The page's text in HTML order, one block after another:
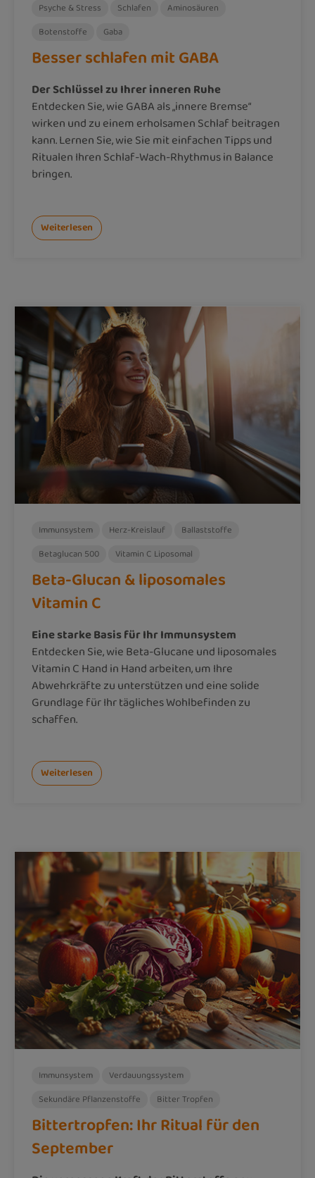
Psyche & Stress Schlafen
Aminosäuren
Botenstoffe
Gaba
Besser schlafen mit GABA
Der Schlüssel zu Ihrer inneren Ruhe
Entdecken Sie, wie GABA als „innere Bremse“
wirken und zu einem erholsamen Schlaf beitragen
kann. Lernen Sie, wie Sie mit einfachen Tipps und
Ritualen Ihren Schlaf-Wach-Rhythmus in Balance
bringen.
Weiterlesen
Immunsystem Herz-Kreislauf
Ballaststoffe
Betaglucan 500
Vitamin C Liposomal
Beta-Glucan & liposomales
Vitamin C
Eine starke Basis für Ihr Immunsystem
Entdecken Sie, wie Beta-Glucane und liposomales
Vitamin C Hand in Hand arbeiten, um Ihre
Abwehrkräfte zu unterstützen und eine solide
Grundlage für Ihr tägliches Wohlbefinden zu
schaffen.
Weiterlesen
Immunsystem
Verdauungssystem
Sekundäre Pflanzenstoffe
Bitter Tropfen
Bittertropfen: Ihr Ritual für den
September